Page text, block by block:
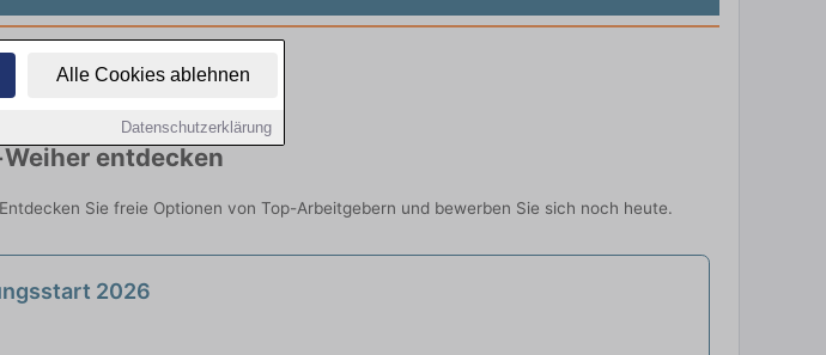
Alle Cookies ablehnen
Datenschutzerklärung
Quereinsteiger
entdecken
Sie freie Optionen von Top-Arbeitgebern und bewerben Sie sich noch heute.
2026